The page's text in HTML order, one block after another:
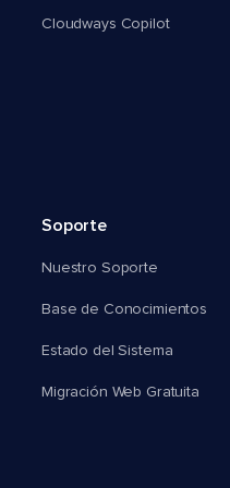
Cloudways Copilot
Soporte
Nuestro Soporte
Base de Conocimientos
Estado del Sistema
Migración Web Gratuita